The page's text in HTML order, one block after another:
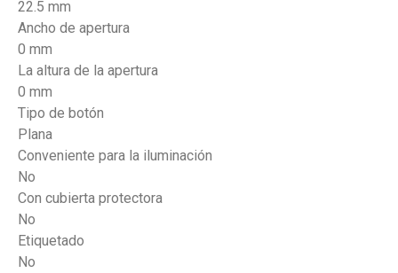
22.5 mm
Ancho de apertura
0 mm
La altura de la apertura
0 mm
Tipo de botón
Plana
Conveniente para la iluminación
No
Con cubierta protectora
No
Etiquetado
No